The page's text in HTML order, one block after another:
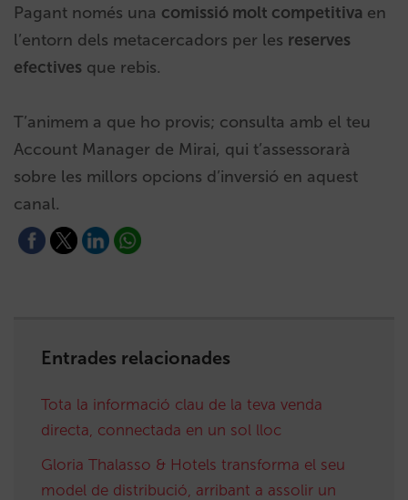
Pagant només una comissió molt competitiva en
l’entorn dels metacercadors per les reserves
efectives que rebis.
T’animem a que ho provis; consulta amb el teu
Account Manager de Mirai, qui t’assessorarà
sobre les millors opcions d’inversió en aquest
canal.
Entrades relacionades
Tota la informació clau de la teva venda
directa, connectada en un sol lloc
Gloria Thalasso & Hotels transforma el seu
model de distribució, arribant a assolir un